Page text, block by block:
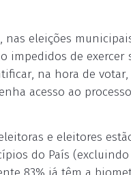
nas eleições
impedidos de exercer
na hora de
acesso ao
e eleitores
do País